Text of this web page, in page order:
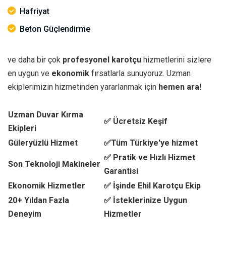
Hafriyat
Beton Güçlendirme
ve daha bir çok profesyonel karotçu hizmetlerini sizlere
en uygun ve ekonomik fırsatlarla sunuyoruz. Uzman
ekiplerimizin hizmetinden yararlanmak için hemen ara!
Uzman Duvar Kırma
Ekipleri
✅ Ücretsiz Keşif
Güleryüzlü Hizmet ✅Tüm Türkiye'ye hizmet
Son Teknoloji Makineler
✅ Pratik ve Hızlı Hizmet
Garantisi
Ekonomik Hizmetler
✅ İşinde Ehil Karotçu Ekip
20+ Yıldan Fazla
Deneyim
✅ İsteklerinize Uygun
Hizmetler